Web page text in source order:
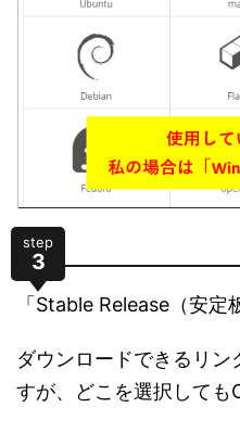
step
3
「Stable Release（安定
ダウンロードできるリン
すが、どこを選択しても